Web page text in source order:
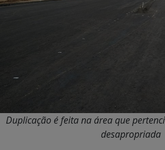
Duplicação é feita na área que
desapropriada